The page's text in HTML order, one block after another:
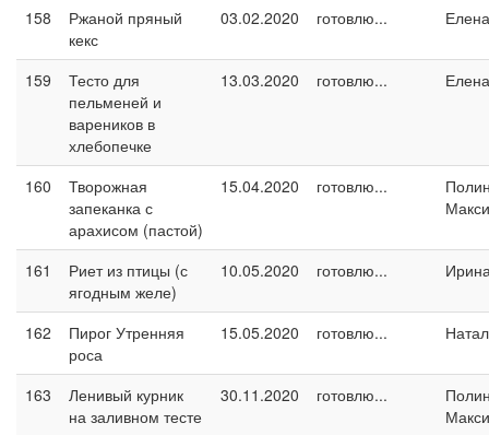
158
Ржаной пряный
кекс
03.02.2020 готовлю...
159
Тесто для
пельменей и
вареников в
хлебопечке
13.03.2020 готовлю...
160
Творожная
запеканка с
арахисом (пастой)
15.04.2020 готовлю...
161
Риет из птицы (с
ягодным желе)
10.05.2020 готовлю...
162
Пирог Утренняя
роса
15.05.2020 готовлю...
163
Ленивый курник
на заливном тесте
30.11.2020 готовлю...